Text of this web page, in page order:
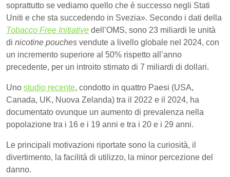
soprattutto se vediamo quello che è successo negli Stati
Uniti e che sta succedendo in Svezia». Secondo i dati della
Tobacco Free Initiative dell’OMS, sono 23 miliardi le unità
di nicotine pouches vendute a livello globale nel 2024, con
un incremento superiore al 50% rispetto all’anno
precedente, per un introito stimato di 7 miliardi di dollari.
Uno studio recente, condotto in quattro Paesi (USA,
Canada, UK, Nuova Zelanda) tra il 2022 e il 2024, ha
documentato ovunque un aumento di prevalenza nella
popolazione tra i 16 e i 19 anni e tra i 20 e i 29 anni.
Le principali motivazioni riportate sono la curiosità, il
divertimento, la facilità di utilizzo, la minor percezione del
danno.